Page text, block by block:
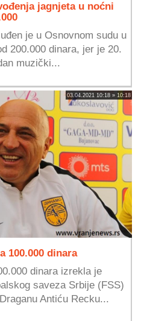
jagnjeta u noćni
je u Osnovnom sudu u
200.000 dinara, jer je 20.
muzički...
03.04.2021 10:18 » 10:18
100.000 dinara
dinara izrekla je
saveza Srbije (FSS)
Antiću Recku...